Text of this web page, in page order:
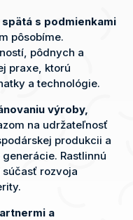
s podmienkami
pôsobíme.
pôdnych a
praxe, ktorú
a technológie.
výroby,
na udržateľnosť
produkcii a
Rastlinnú
rozvoja
a